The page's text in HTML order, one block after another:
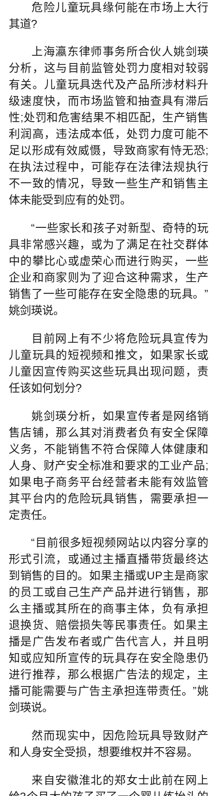
危险儿童玩具缘何能在市场上大行
其道?
上海瀛东律师事务所合伙人姚剑瑛
分析，这与目前监管处罚力度相对较弱
有关。儿童玩具迭代及产品所涉材料升
级速度快，而市场监管和抽查具有滞后
性;处罚和危害结果不相匹配，生产销售
利润高，违法成本低，处罚力度可能不
足以形成有效威慑，导致商家有恃无恐;
在执法过程中，可能存在法律法规执行
不一致的情况，导致一些生产和销售主
体未能受到应有的处罚。
“一些家长和孩子对新型、奇特的玩
具非常感兴趣，或为了满足在社交群体
中的攀比心或虚荣心而进行购买，一些
企业和商家则为了迎合这种需求，生产
销售了一些可能存在安全隐患的玩具。”
姚剑瑛说。
目前网上有不少将危险玩具宣传为
儿童玩具的短视频和推文，如果家长或
儿童因宣传购买这些玩具出现问题，责
任该如何划分?
姚剑瑛分析，如果宣传者是网络销
售店铺，那么其对消费者负有安全保障
义务，不能销售不符合保障人体健康和
人身、财产安全标准和要求的工业产品;
如果电子商务平台经营者未能有效监管
其平台内的危险玩具销售，需要承担一
定责任。
“目前很多短视频网站以内容分享的
形式引流，或通过主播直播带货最终达
到销售的目的。如果主播或UP主是商家
的员工或自己生产产品并进行销售，那
么主播或其所在的商事主体，负有承担
退换货、赔偿损失等民事责任。如果主
播是广告发布者或广告代言人，并且明
知或应知所宣传的玩具存在安全隐患仍
进行推荐，那么根据广告法的规定，主
播可能需要与广告主承担连带责任。”姚
剑瑛说。
然而现实中，因危险玩具导致财产
和人身安全受损，想要维权并不容易。
来自安徽淮北的郑女士此前在网上